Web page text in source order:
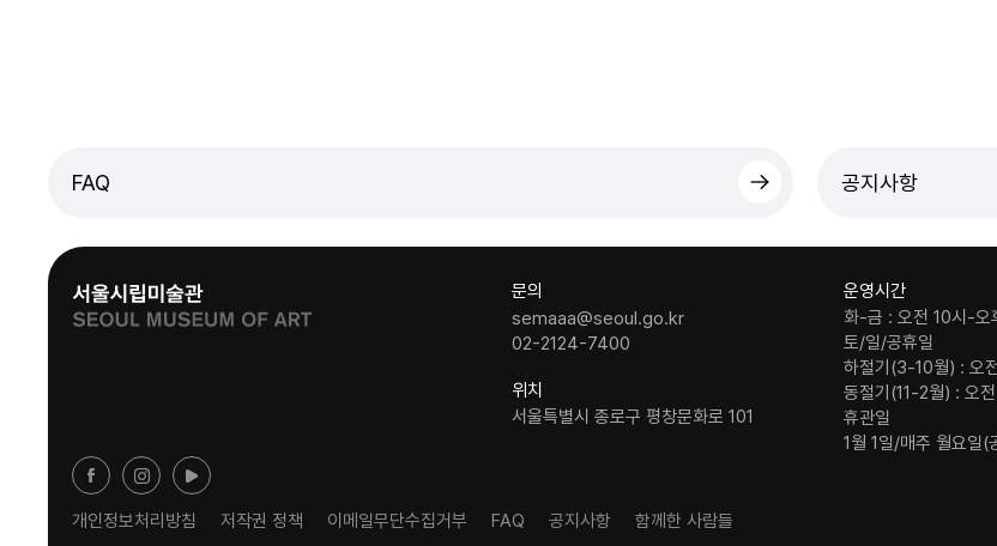
FAQ 공지사항
문의
semaaa@seoul.go.kr
02-2124-7400
위치
서울특별시 종로구 평창문화로 101
운영시간
화-금 : 오전 10시-오
토/일/공휴일
하절기(3-10월) : 오
동절기(11-2월) : 오
휴관일
1월 1일/매주 월요일(
개인정보처리방침 저작권 정책 이메일무단수집거부 FAQ 공지사항 함께한 사람들